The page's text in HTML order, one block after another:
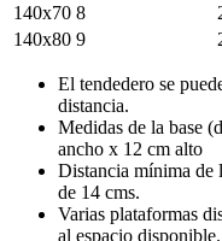
140x70 8
140x80 9
El tendedero se
distancia.
Medidas de la base
ancho x 12 cm alto
Distancia mínima de
de 14 cms.
Varias plataformas
al espacio disponible.